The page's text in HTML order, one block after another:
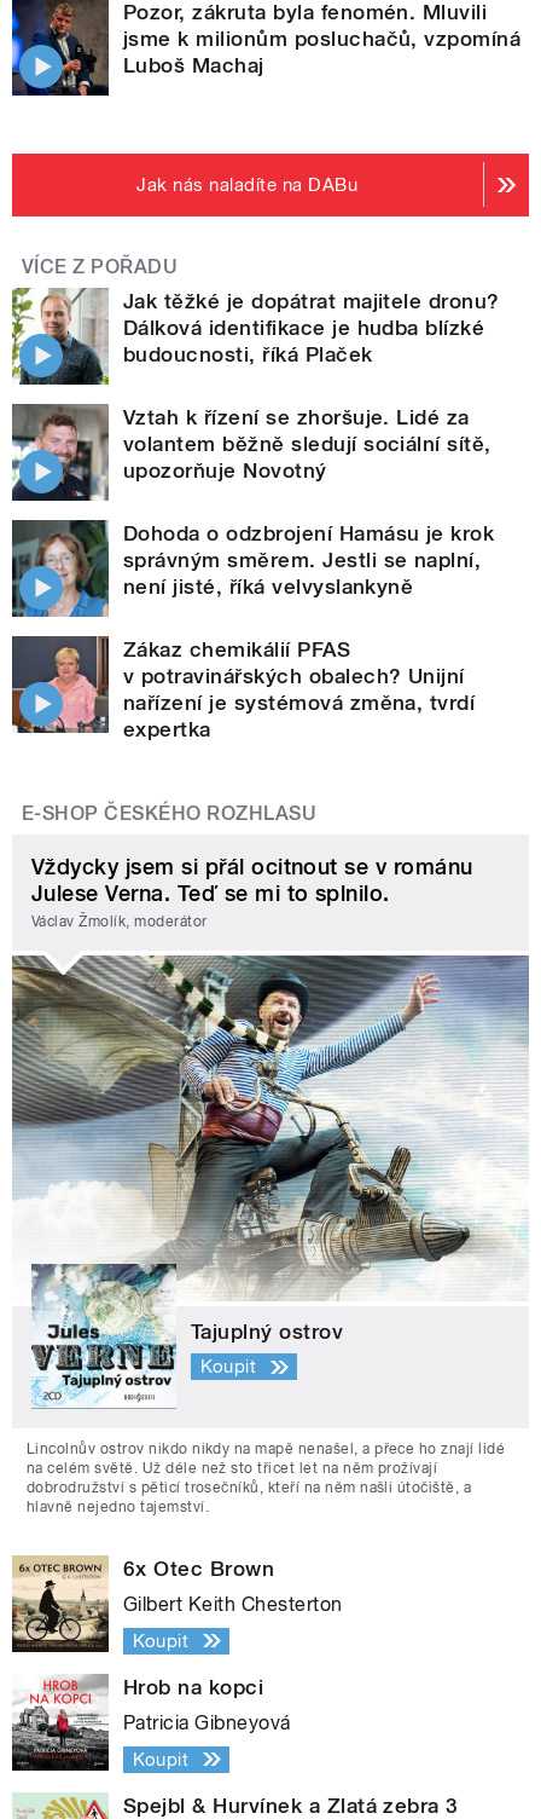
Pozor, zákruta byla fenomén. Mluvili
jsme k milionům posluchačů, vzpomíná
Luboš Machaj
Jak nás naladíte na DABu
VÍCE Z POŘADU
Jak těžké je dopátrat majitele dronu?
Dálková identifikace je hudba blízké
budoucnosti, říká Plaček
Vztah k řízení se zhoršuje. Lidé za
volantem běžně sledují sociální sítě,
upozorňuje Novotný
Dohoda o odzbrojení Hamásu je krok
správným směrem. Jestli se naplní,
není jisté, říká velvyslankyně
Zákaz chemikálií PFAS
v potravinářských obalech? Unijní
nařízení je systémová změna, tvrdí
expertka
E-SHOP ČESKÉHO ROZHLASU
Vždycky jsem si přál ocitnout se v románu
Julese Verna. Teď se mi to splnilo.
Václav Žmolík, moderátor
Tajuplný ostrov
Koupit
Lincolnův ostrov nikdo nikdy na mapě nenašel, a přece ho znají lidé
na celém světě. Už déle než sto třicet let na něm prožívají
dobrodružství s pěticí trosečníků, kteří na něm našli útočiště, a
hlavně nejedno tajemství.
6x Otec Brown
Gilbert Keith Chesterton
Koupit
Hrob na kopci
Patricia Gibneyová
Koupit
Spejbl & Hurvínek a Zlatá zebra 3